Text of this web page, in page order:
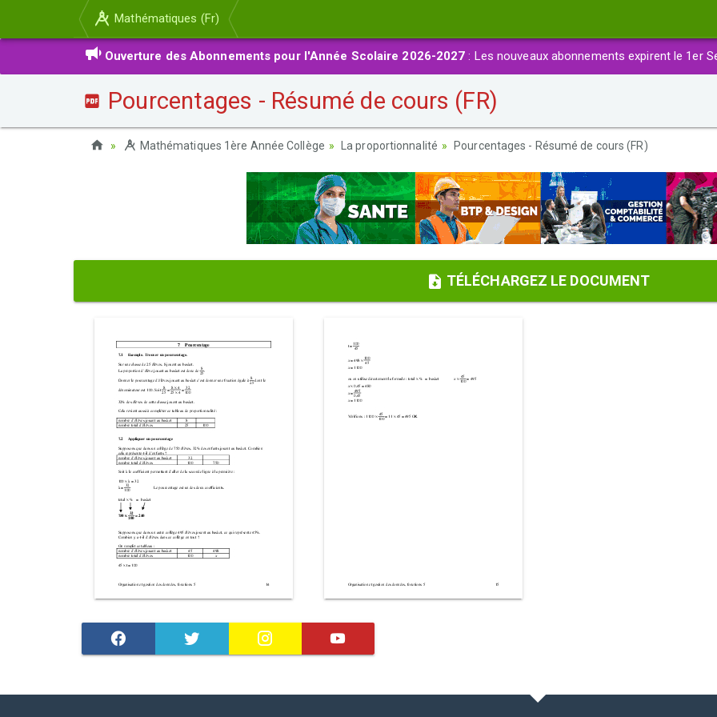
Mathématiques (Fr)
Ouverture des Abonnements pour l'Année Scolaire 2026-2027 : Les nouveaux abonnements expirent le 1er
Pourcentages - Résumé de cours (FR)
Mathématiques 1ère Année Collège La proportionnalité Pourcentages - Résumé de cours (FR)
TÉLÉCHARGEZ LE DOCUMENT